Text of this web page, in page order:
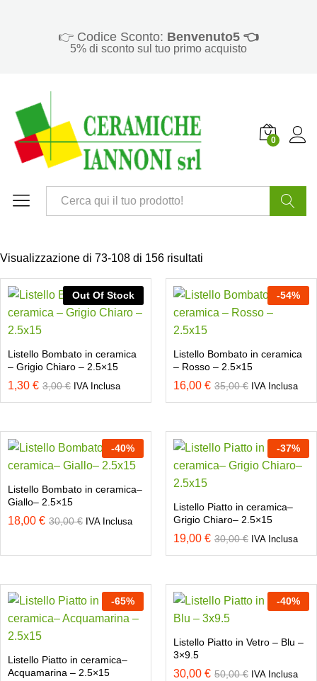
👉 Codice Sconto: Benvenuto5 👈
5% di sconto sul tuo primo acquisto
0
Visualizzazione di 73-108 di 156 risultati
Out Of Stock
Listello Bombato in ceramica
– Grigio Chiaro – 2.5×15
1,30 € 3,00€ IVA Inclusa
-54%
Listello Bombato in ceramica
– Rosso – 2.5×15
16,00 € 35,00€ IVA Inclusa
-40%
Listello Bombato in ceramica–
Giallo– 2.5×15
18,00 € 30,00€ IVA Inclusa
-37%
Listello Piatto in ceramica–
Grigio Chiaro– 2.5×15
19,00 € 30,00€ IVA Inclusa
-65%
Listello Piatto in ceramica–
Acquamarina – 2.5×15
-40%
Listello Piatto in Vetro – Blu –
3×9.5
30,00 € 50,00€ IVA Inclusa